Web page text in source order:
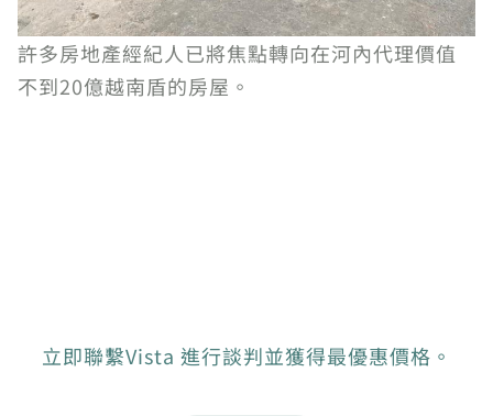
許多房地產經紀人已將焦點轉向在河內代理價值
不到20億越南盾的房屋。
立即聯繫Vista 進行談判並獲得最優惠價格。